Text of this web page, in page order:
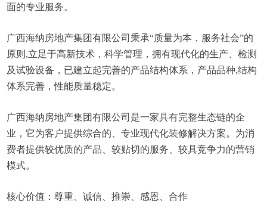
面的专业服务。
广西海纳房地产集团有限公司秉承“质量为本，服务社会”的
原则,立足于高新技术，科学管理，拥有现代化的生产、检测
及试验设备，已建立起完善的产品结构体系，产品品种,结构
体系完善，性能质量稳定。
广西海纳房地产集团有限公司是一家具有完整生态链的企
业，它为客户提供综合的、专业现代化装修解决方案。为消
费者提供较优质的产品、较贴切的服务、较具竞争力的营销
模式。
核心价值：尊重、诚信、推崇、感恩、合作